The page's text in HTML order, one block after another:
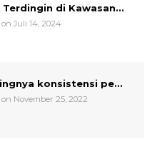
Terdingin di Kawasan...
on Juli 14, 2024
konsistensi pe...
on November 25, 2022